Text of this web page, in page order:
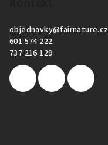
objednavky@fairnature.cz
601 574 222
737 216 129